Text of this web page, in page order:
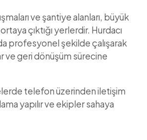
ve şantiye alanları, büyük
çıktığı yerlerdir. Hurdacı
profesyonel şekilde çalışarak
ve geri dönüşüm sürecine
telefon üzerinden iletişim
yapılır ve ekipler sahaya